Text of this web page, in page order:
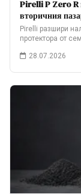
Pirelli P Zero R
вторичния
Pirelli разшири
протектора от
28.07.2026